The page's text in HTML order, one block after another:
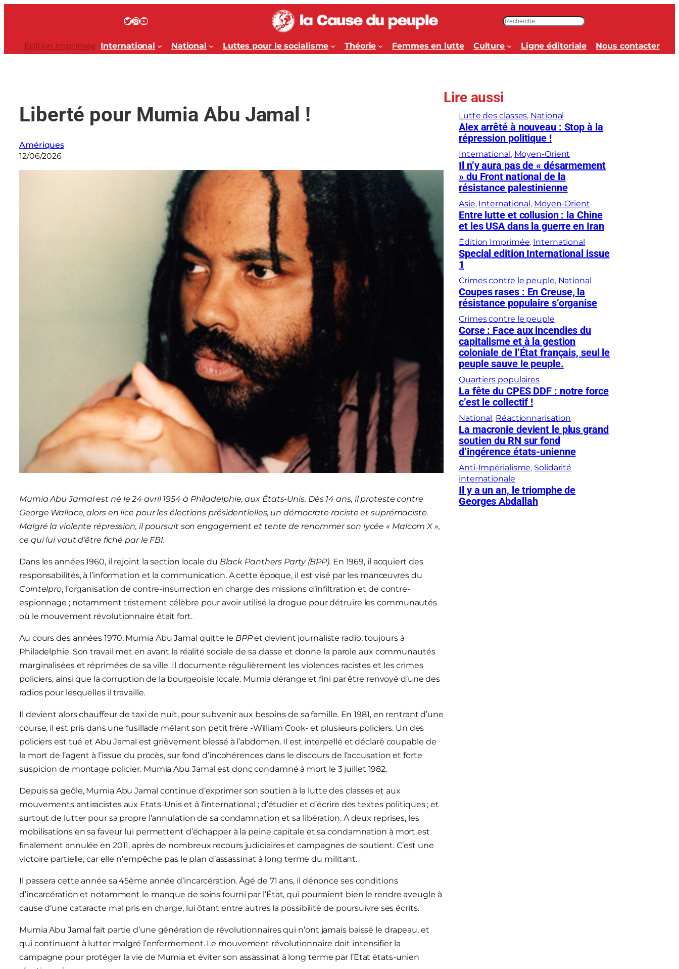
Twitter InstagramYouTube
c
h
h
r
Édition Imprimée International National Luttes pour le socialisme Théorie Femmes en lutte Culture Ligne éditoriale Nous contacter
Liberté pour Mumia Abu Jamal !
Amériques
12/06/2026
Mumia Abu Jamal est né le 24 avril 1954 à Philadelphie, aux États-Unis. Dès 14 ans, il proteste contre
George Wallace, alors en lice pour les élections présidentielles, un démocrate raciste et suprémaciste.
Malgré la violente répression, il poursuit son engagement et tente de renommer son lycée « Malcom X »,
ce qui lui vaut d’être fiché par le FBI.
Dans les années 1960, il rejoint la section locale du Black Panthers Party (BPP). En 1969, il acquiert des
responsabilités, à l’information et la communication. A cette époque, il est visé par les manœuvres du
Cointelpro, l’organisation de contre-insurrection en charge des missions d’infiltration et de contre-
espionnage ; notamment tristement célèbre pour avoir utilisé la drogue pour détruire les communautés
où le mouvement révolutionnaire était fort.
Au cours des années 1970, Mumia Abu Jamal quitte le BPPet devient journaliste radio, toujours à
Philadelphie. Son travail met en avant la réalité sociale de sa classe et donne la parole aux communautés
marginalisées et réprimées de sa ville. Il documente régulièrement les violences racistes et les crimes
policiers, ainsi que la corruption de la bourgeoisie locale. Mumia dérange et fini par être renvoyé d’une des
radios pour lesquelles il travaille.
Il devient alors chauffeur de taxi de nuit, pour subvenir aux besoins de sa famille. En 1981, en rentrant d’une
course, il est pris dans une fusillade mêlant son petit frère -William Cook- et plusieurs policiers. Un des
policiers est tué et Abu Jamal est grièvement blessé à l’abdomen. Il est interpellé et déclaré coupable de
la mort de l’agent à l’issue du procès, sur fond d’incohérences dans le discours de l’accusation et forte
suspicion de montage policier. Mumia Abu Jamal est donc condamné à mort le 3 juillet 1982.
Depuis sa geôle, Mumia Abu Jamal continue d’exprimer son soutien à la lutte des classes et aux
mouvements antiracistes aux Etats-Unis et à l’international ; d’étudier et d’écrire des textes politiques ; et
surtout de lutter pour sa propre l’annulation de sa condamnation et sa libération. A deux reprises, les
mobilisations en sa faveur lui permettent d’échapper à la peine capitale et sa condamnation à mort est
finalement annulée en 2011, après de nombreux recours judiciaires et campagnes de soutient. C’est une
victoire partielle, car elle n’empêche pas le plan d’assassinat à long terme du militant.
Il passera cette année sa 45ème année d’incarcération. Âgé de 71 ans, il dénonce ses conditions
d’incarcération et notamment le manque de soins fourni par l’État, qui pourraient bien le rendre aveugle à
cause d’une cataracte mal pris en charge, lui ôtant entre autres la possibilité de poursuivre ses écrits.
Mumia Abu Jamal fait partie d’une génération de révolutionnaires qui n’ont jamais baissé le drapeau, et
qui continuent à lutter malgré l’enfermement. Le mouvement révolutionnaire doit intensifier la
campagne pour protéger la vie de Mumia et éviter son assassinat à long terme par l’Etat états-unien
Lire aussi
Lutte des classes, National
Alex arrêté à nouveau : Stop à la
répression politique !
International, Moyen-Orient
Il n’y aura pas de « désarmement
» du Front national de la
résistance palestinienne
Asie, International, Moyen-Orient
Entre lutte et collusion : la Chine
et les USA dans la guerre en Iran
Édition Imprimée, International
Special edition International issue
1
Crimes contre le peuple, National
Coupes rases : En Creuse, la
résistance populaire s’organise
Crimes contre le peuple
Corse : Face aux incendies du
capitalisme et à la gestion
coloniale de l’État français, seul le
peuple sauve le peuple.
Quartiers populaires
La fête du CPES DDF : notre force
c’est le collectif !
National, Réactionnarisation
La macronie devient le plus grand
soutien du RN sur fond
d’ingérence états-unienne
Anti-Impérialisme, Solidarité
internationale
Il y a un an, le triomphe de
Georges Abdallah